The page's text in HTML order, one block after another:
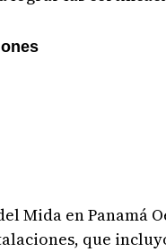
Mida en Panamá
que